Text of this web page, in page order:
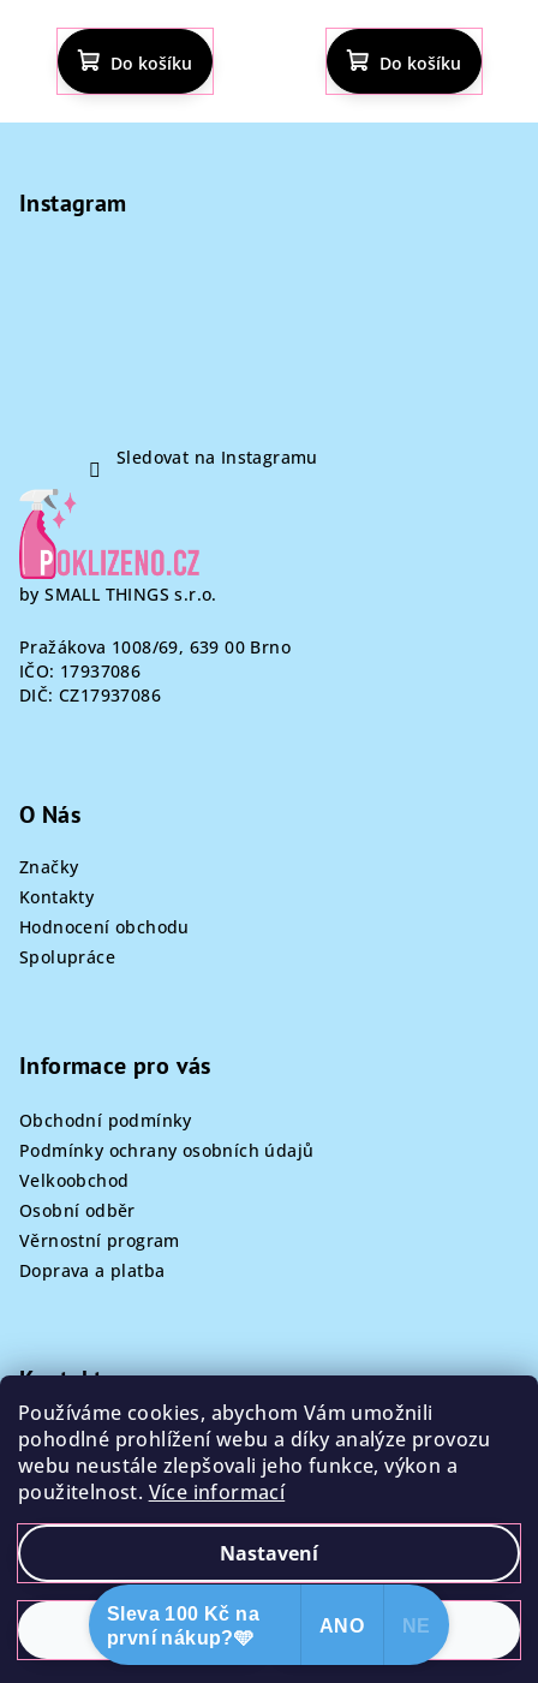
Používáme cookies, abychom Vám umožnili
pohodlné prohlížení webu a díky analýze provozu
webu neustále zlepšovali jeho funkce, výkon a
použitelnost. Více informací
Nastavení
Odmítnout Souhlasím
Do košíku
hodnocení
produktu
je
5,0
z
Do košíku
Instagram
Sledovat na Instagramu
by SMALL THINGS s.r.o.
Pražákova 1008/69, 639 00 Brno
IČO: 17937086
DIČ: CZ17937086
O Nás
Značky
Kontakty
Hodnocení obchodu
Spolupráce
Informace pro vás
Obchodní podmínky
Podmínky ochrany osobních údajů
Velkoobchod
Osobní odběr
Věrnostní program
Doprava a platba
Kontakt
info@poklizeno.cz
Copyright 2026 Poklizeno.cz . Všechna práva vyhrazena.
Sleva 100 Kč na
první nákup?🩵
ANO NE